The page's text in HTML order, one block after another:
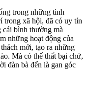
trong những tình
trong xã hội, đã có uy tín
cái bình thường mà
những hoạt động của
mới, tạo ra những
Mà có thể thất bại chứ,
đàn bà đến là gan góc